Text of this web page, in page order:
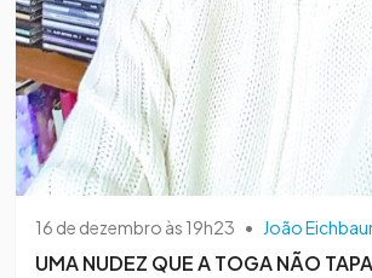
16 de dezembro às 19h23 • João
UMA NUDEZ QUE A TOGA NÃO TAPA